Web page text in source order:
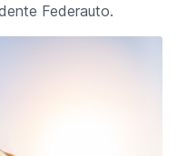
Federauto.